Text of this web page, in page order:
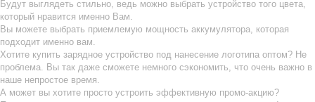
Будут выглядеть стильно, ведь можно выбрать устройство того цвета,
который нравится именно Вам.
Вы можете выбрать приемлемую мощность аккумулятора, которая
подходит именно вам.
Хотите купить зарядное устройство под нанесение логотипа оптом? Не
проблема. Вы так даже сможете немного сэкономить, что очень важно в
наше непростое время.
А может вы хотите просто устроить эффективную промо-акцию?